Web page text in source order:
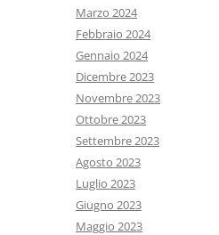
Marzo 2024
Febbraio 2024
Gennaio 2024
Dicembre 2023
Novembre 2023
Ottobre 2023
Settembre 2023
Agosto 2023
Luglio 2023
Giugno 2023
Maggio 2023